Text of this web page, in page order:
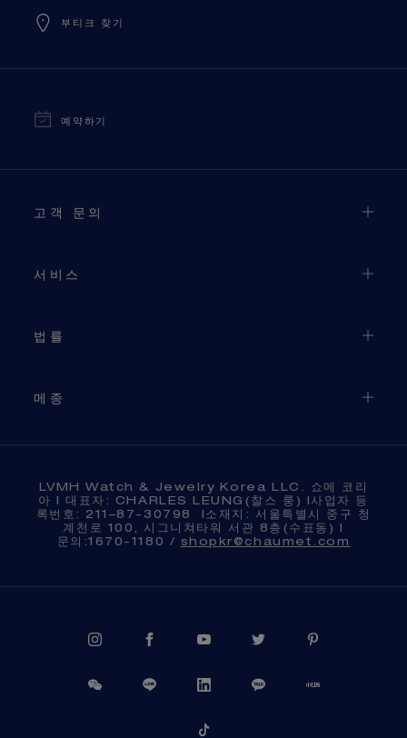
부티크 찾기
예약하기
고객 문의
서비스
법률
메종
LVMH Watch & Jewelry Korea LLC. 쇼메 코리
아 l 대표자: CHARLES LEUNG(찰스 룽) l사업자 등
록번호: 211–87-30798 l소재지: 서울특별시 중구 청
계천로 100, 시그니쳐타워 서관 8층(수표동) l
문의:1670-1180 /
shopkr@chaumet.com